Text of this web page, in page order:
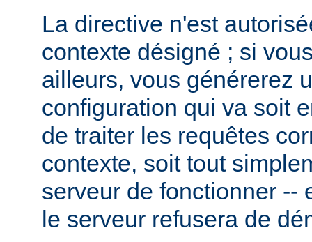
La directive n'est
contexte désigné ; si
ailleurs, vous générerez
configuration qui va soit
de traiter les requêtes
contexte, soit tout
serveur de fonctionner --
le serveur refusera de